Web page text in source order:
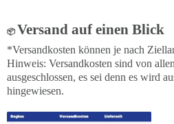
📦 Versand auf einen Blick
*Versandkosten können je nach
Hinweis: Versandkosten sind von
ausgeschlossen, es sei denn es wird
hingewiesen.